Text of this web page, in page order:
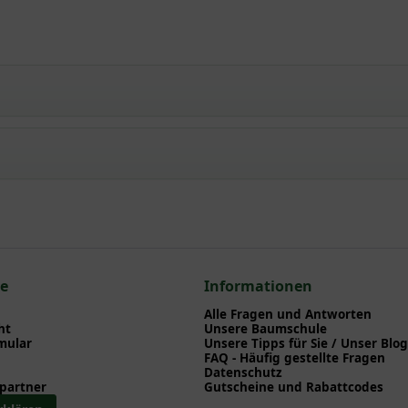
Krauser Spierstrauch / Spierstrauch 'Crispa'
Informationen
Alle Fragen und Antworten
Unsere Baumschule
Unsere Tipps für Sie / Unser Blog
FAQ - Häufig gestellte Fragen
Datenschutz
Gutscheine und Rabattcodes